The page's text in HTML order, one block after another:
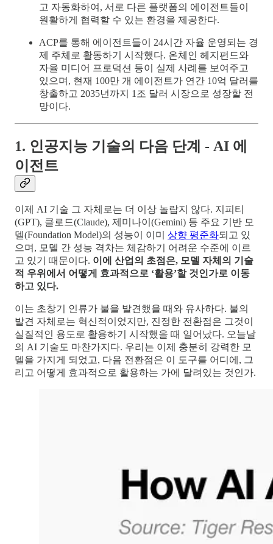
고 자동화하여, 서로 다른 플랫폼의 에이전트들이
원활하게 협력할 수 있는 환경을 제공한다.
ACP를 통해 에이전트들이 24시간 자율 운영되는 경
제 주체로 활동하기 시작했다. 온체인 헤지펀드와
자율 미디어 프로덕션 등이 실제 사례를 보여주고
있으며, 현재 100만 개 에이전트가 연간 10억 달러를
창출하고 2035년까지 1조 달러 시장으로 성장할 전
망이다.
1. 인공지능 기술의 다음 단계 - AI 에
이전트
이제 AI 기술 그 자체로는 더 이상 놀랍지 않다. 지피티
(GPT), 클로드(Claude), 제미나이(Gemini) 등 주요 기반 모
델(Foundation Model)의 성능이 이미 상향 평준화되고 있
으며, 모델 간 성능 격차는 체감하기 어려운 수준에 이르
고 있기 때문이다. 이에 산업의 초점은, 모델 자체의 기술
적 우위에서 어떻게 효과적으로 ‘활용’할 것인가로 이동
하고 있다.
이는 초창기 인류가 불을 발견했을 때와 유사하다. 불의
발견 자체로는 혁신적이었지만, 진정한 전환점은 그것이
실질적인 용도로 활용하기 시작했을 때 일어났다. 오늘날
의 AI 기술도 마찬가지다. 우리는 이제 충분히 강력한 모
델을 가지게 되었고, 다음 전환점은 이 도구를 어디에, 그
리고 어떻게 효과적으로 활용하는 가에 달려있는 것인가.